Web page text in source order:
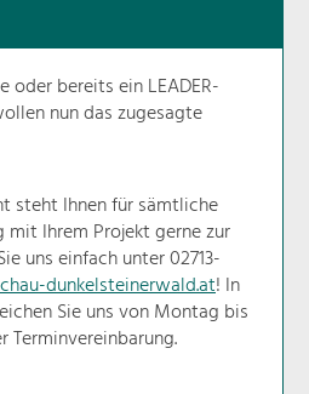
Natur- &
Landschaftsschutz
Pflege, Regulierung und
Weiterentwicklung.
Ortsbild, Baukultur und nachhaltiges
Siedlungswesen.
Land- & Forstwirtschaft
Bewirtschaftung und Pflege der
Kulturlandschaft.
oder bereits ein LEADER-
nun das zugesagte
steht Ihnen für sämtliche
mit Ihrem Projekt gerne zur
uns einfach unter 02713-
dunkelsteinerwald.at! In
Sie uns von Montag bis
Terminvereinbarung.